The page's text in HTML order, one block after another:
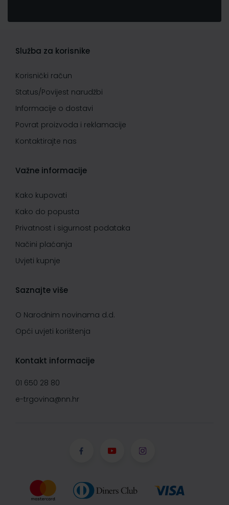
Služba za korisnike
Korisnički račun
Status/Povijest narudžbi
Informacije o dostavi
Povrat proizvoda i reklamacije
Kontaktirajte nas
Važne informacije
Kako kupovati
Kako do popusta
Privatnost i sigurnost podataka
Načini plaćanja
Uvjeti kupnje
Saznajte više
O Narodnim novinama d.d.
Opći uvjeti korištenja
Kontakt informacije
01 650 28 80
e-trgovina@nn.hr